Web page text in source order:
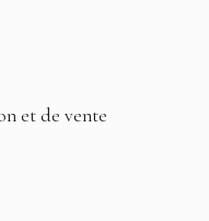
et de vente